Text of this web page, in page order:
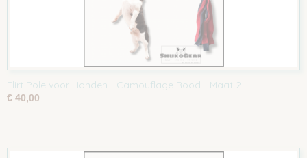
Flirt Pole voor Honden - Camouflage Rood - Maat 2
€ 40,00